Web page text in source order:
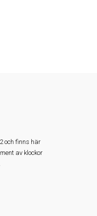
och finns här
av klockor